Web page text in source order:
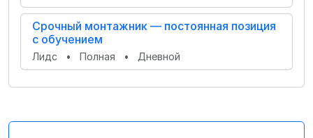
Срочный монтажник — постоянная позиция
с обучением
Лидс • Полная • Дневной